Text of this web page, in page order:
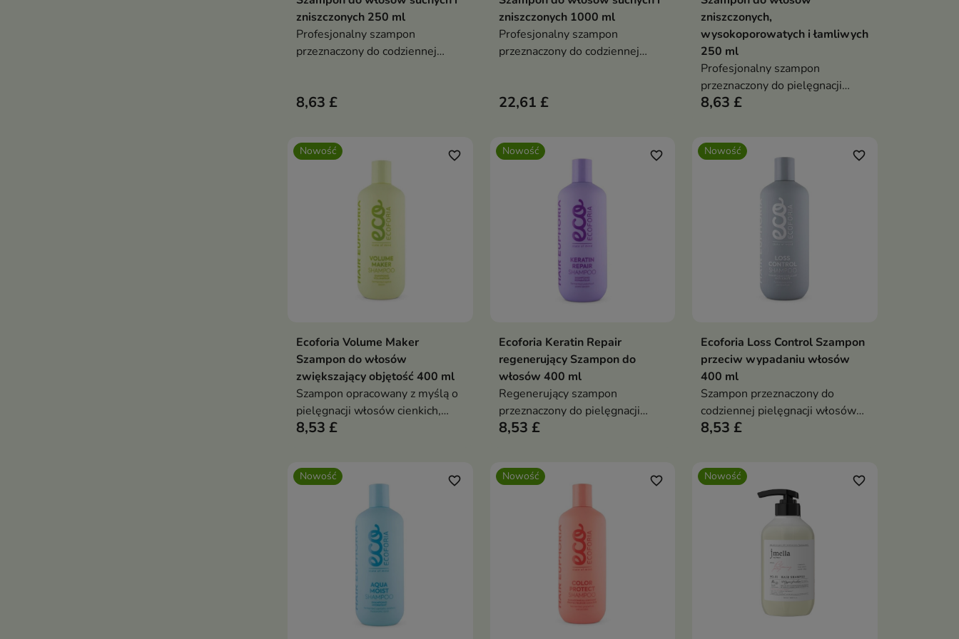
zniszczonych 250 ml
Profesjonalny szampon
przeznaczony do codziennej
witalności.
8,63 £
zniszczonych 1000 ml
Profesjonalny szampon
przeznaczony do codziennej
witalności.
22,61 £
zniszczonych,
wysokoporowatych i łamliwych
250 ml
Profesjonalny szampon
przeznaczony do pielęgnacji
włosów osłabionych,
8,63 £
Nowość
Dodaj do koszyka
favorite_border
Ecoforia Volume Maker
Szampon do włosów
zwiększający objętość 400 ml
Szampon opracowany z myślą o
pielęgnacji włosów cienkich,
delikatnych i pozbawionych
8,53 £
Nowość
Dodaj do koszyka
favorite_border
Ecoforia Keratin Repair
regenerujący Szampon do
włosów 400 ml
Regenerujący szampon
przeznaczony do pielęgnacji
włosów zniszczonych,
8,53 £
Nowość
Dodaj do koszyka
favorite_border
Ecoforia Loss Control Szampon
przeciw wypadaniu włosów
400 ml
Szampon przeznaczony do
codziennej pielęgnacji włosów
osłabionych i skłonnych do
8,53 £
Nowość favorite_border Nowość favorite_border Nowość favorite_border